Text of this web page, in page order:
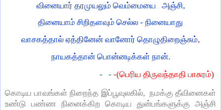
வினையார் தரமுயலும் வெம்மையை அஞ்சி,
தினையாம் சிறிதளவும் செல்ல - நினையாது
வாசகத்தால் ஏத்தினேன் வானோர் தொழுதிறைஞ்சும்,
நாயகத்தான் பொன்னடிக்கள் நான்.
-
- -(பெரிய திருவந்தாதி பாசுரம்)
கொடிய பாவங்கள் நிறைந்த இப்பூவுலகில், நமக்கு தீவினைகள்
உண்டு பண்ண நினைக்கிற கொடிய துன்பங்களுக்கு அஞ்சி